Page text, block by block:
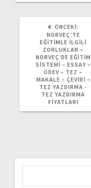
ÖNCEKI:
YAZI:
NORVEÇ’TE
EĞITIMLE İLGILI
ZORLUKLAR –
NORVEÇ’DE EĞITIM
SISTEMI – ESSAY –
ÖDEV – TEZ –
MAKALE – ÇEVIRI –
TEZ YAZDIRMA -
TEZ YAZDIRMA
FIYATLARI